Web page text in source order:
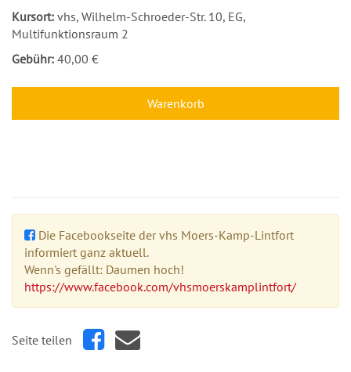
Kursort: vhs, Wilhelm-Schroeder-Str. 10, EG,
Multifunktionsraum 2
Gebühr: 40,00 €
Warenkorb
Die Facebookseite der vhs Moers-Kamp-Lintfort
informiert ganz aktuell.
Wenn's gefällt: Daumen hoch!
https://www.facebook.com/vhsmoerskamplintfort/
Seite teilen